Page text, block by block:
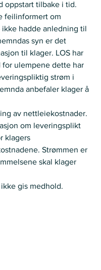
oppstart tilbake i tid.
feilinformert om
hadde anledning til
syn er det
til klager. LOS har
ulempene dette har
strøm i
anbefaler klager å
av nettleiekostnader.
om leveringsplikt
klagers
Strømmen er
skal klager
gis medhold.